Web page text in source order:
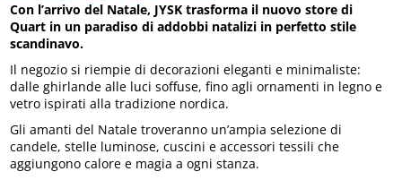
Con l’arrivo del Natale, JYSK trasforma il nuovo store di
Quart in un paradiso di addobbi natalizi in perfetto stile
scandinavo.
Il negozio si riempie di decorazioni eleganti e minimaliste:
dalle ghirlande alle luci soffuse, fino agli ornamenti in legno e
vetro ispirati alla tradizione nordica.
Gli amanti del Natale troveranno un’ampia selezione di
candele, stelle luminose, cuscini e accessori tessili che
aggiungono calore e magia a ogni stanza.